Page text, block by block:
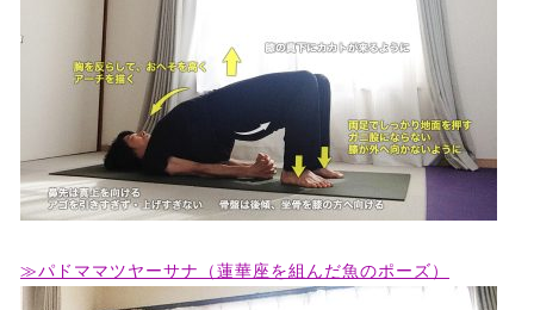
≫パドママツヤーサナ（蓮華座を組んだ魚のポーズ）